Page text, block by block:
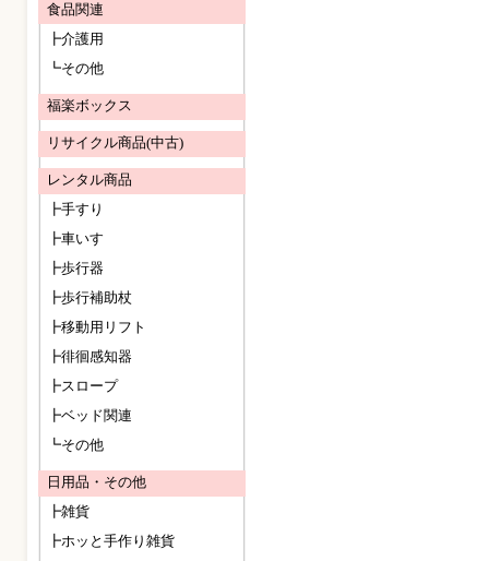
食品関連
┣介護用
┗その他
福楽ボックス
リサイクル商品(中古)
レンタル商品
┣手すり
┣車いす
┣歩行器
┣歩行補助杖
┣移動用リフト
┣徘徊感知器
┣スロープ
┣ベッド関連
┗その他
日用品・その他
┣雑貨
┣ホッと手作り雑貨